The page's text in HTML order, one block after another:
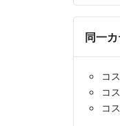
同一
コ
コ
コ